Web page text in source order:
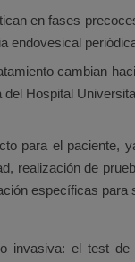
en fases
endovesical
cambian
Hospital
para el paciente,
realización de
específicas para
invasiva: el test